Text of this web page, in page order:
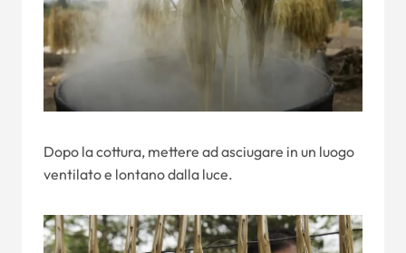
Dopo la cottura, mettere ad asciugare in un luogo
ventilato e lontano dalla luce.